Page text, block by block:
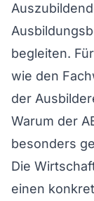
begleiten.
wie den
der
Warum der
besonders
Die
einen